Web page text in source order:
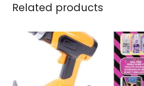
Related products